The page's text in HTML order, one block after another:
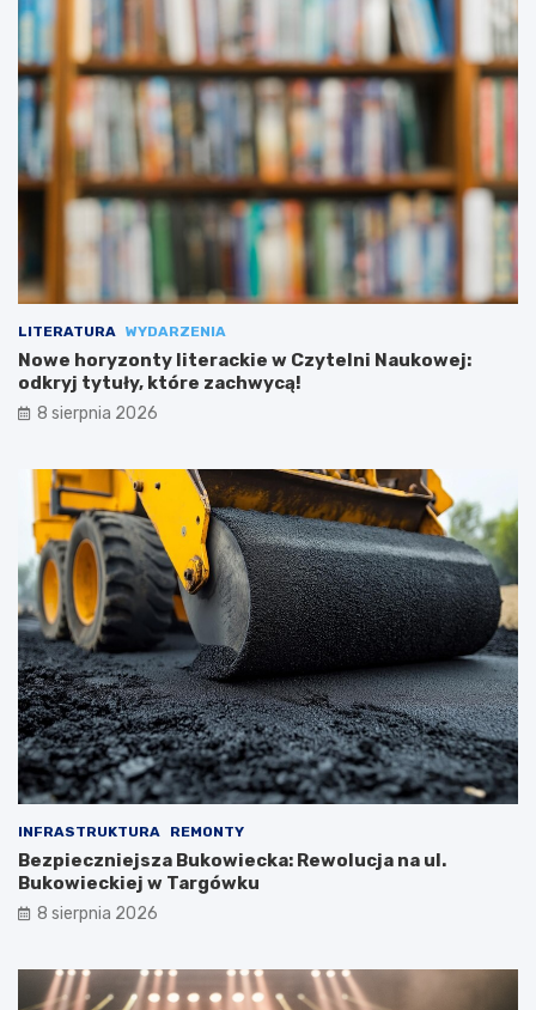
LITERATURA WYDARZENIA
Nowe horyzonty literackie w Czytelni Naukowej:
odkryj tytuły, które zachwycą!
8 sierpnia 2026
INFRASTRUKTURA REMONTY
Bezpieczniejsza Bukowiecka: Rewolucja na ul.
Bukowieckiej w Targówku
8 sierpnia 2026